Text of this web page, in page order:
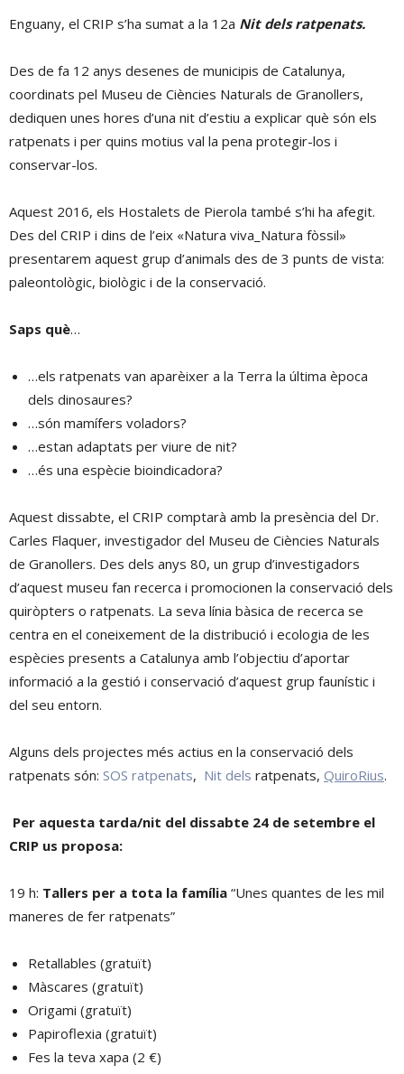
Enguany, el CRIP s’ha sumat a la 12a Nit dels ratpenats.
Des de fa 12 anys desenes de municipis de Catalunya,
coordinats pel Museu de Ciències Naturals de Granollers,
dediquen unes hores d’una nit d’estiu a explicar què són els
ratpenats i per quins motius val la pena protegir-los i
conservar-los.
Aquest 2016, els Hostalets de Pierola també s’hi ha afegit.
Des del CRIP i dins de l’eix «Natura viva_Natura fòssil»
presentarem aquest grup d’animals des de 3 punts de vista:
paleontològic, biològic i de la conservació.
Saps què…
…els ratpenats van aparèixer a la Terra la última època
dels dinosaures?
…són mamífers voladors?
…estan adaptats per viure de nit?
…és una espècie bioindicadora?
Aquest dissabte, el CRIP comptarà amb la presència del Dr.
Carles Flaquer, investigador del Museu de Ciències Naturals
de Granollers. Des dels anys 80, un grup d’investigadors
d’aquest museu fan recerca i promocionen la conservació dels
quiròpters o ratpenats. La seva línia bàsica de recerca se
centra en el coneixement de la distribució i ecologia de les
espècies presents a Catalunya amb l’objectiu d’aportar
informació a la gestió i conservació d’aquest grup faunístic i
del seu entorn.
Alguns dels projectes més actius en la conservació dels
ratpenats són: SOS ratpenats, Nit dels ratpenats, QuiroRius.
Per aquesta tarda/nit del dissabte 24 de setembre el
CRIP us proposa:
19 h: Tallers per a tota la família “Unes quantes de les mil
maneres de fer ratpenats”
Retallables (gratuït)
Màscares (gratuït)
Origami (gratuït)
Papiroflexia (gratuït)
Fes la teva xapa (2 €)